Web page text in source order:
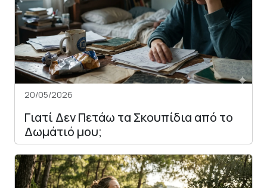
20/05/2026
Γιατί Δεν Πετάω τα Σκουπίδια από το
Δωμάτιό μου;